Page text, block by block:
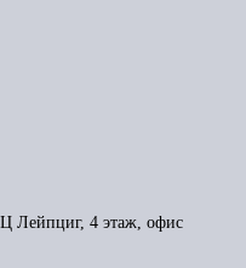
Лейпциг, 4 этаж, офис